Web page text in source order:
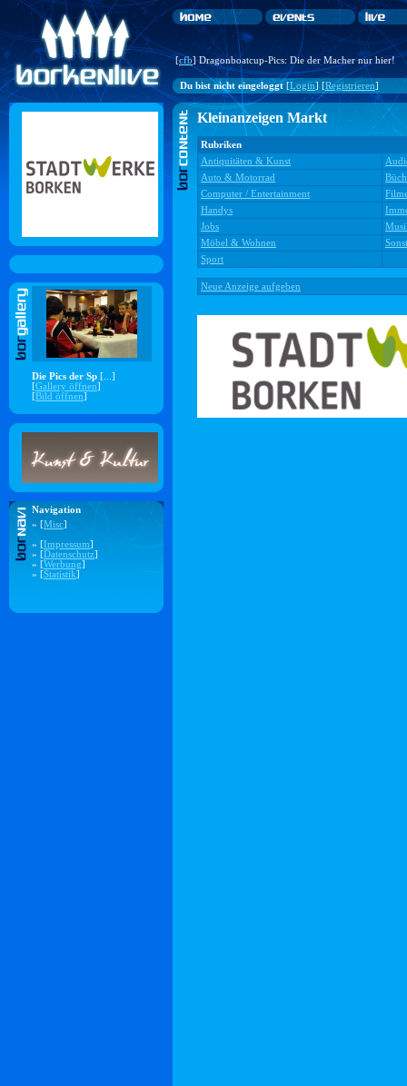
[cfb] Dragonboatcup-Pics: Die der Macher nur hier!
Du bist nicht eingeloggt[Login] [Registrieren]
Die Pics der Sp [...]
[Gallery öffnen]
[Bild öffnen]
Navigation
» [Misc]
» [Impressum]
» [Datenschutz]
» [Werbung]
» [Statistik]
Kleinanzeigen Markt
Rubriken
Antiquitäten & Kunst
Auto & Motorrad
Computer / Entertainment
Handys
Jobs
Möbel & Wohnen
Sport
Neue Anzeige aufgeben